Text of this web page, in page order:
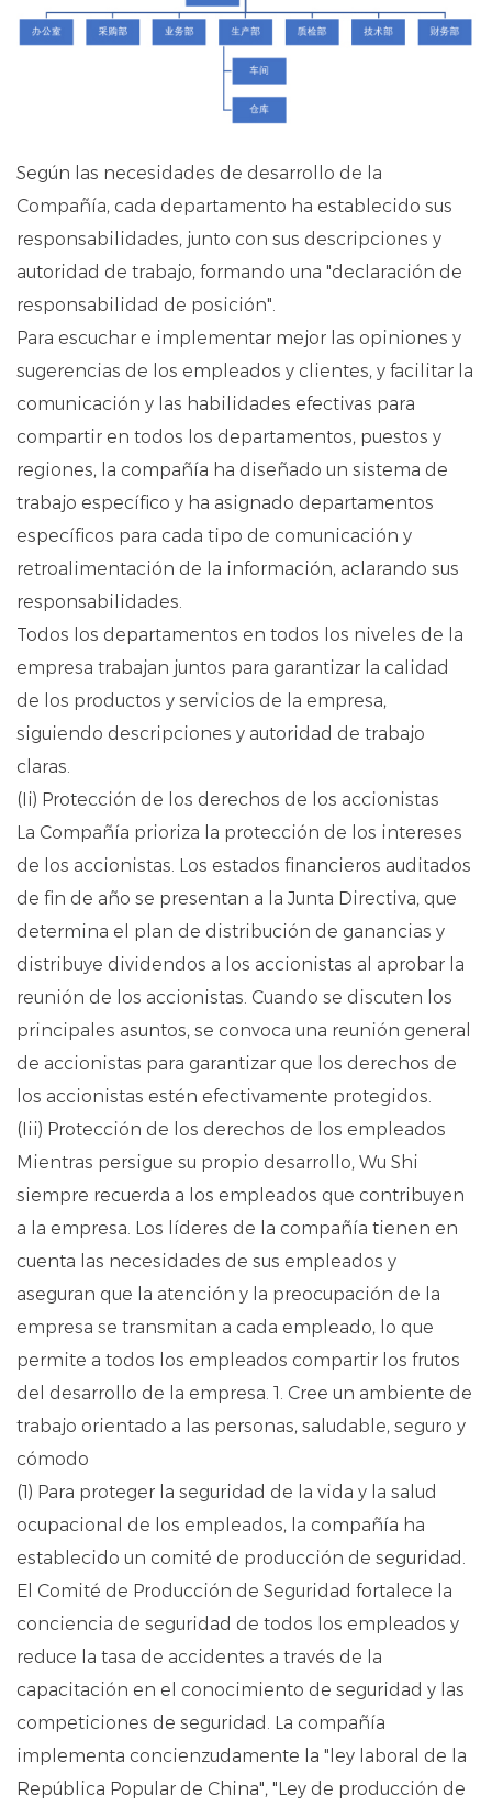
Según las necesidades de desarrollo de la
Compañía, cada departamento ha establecido sus
responsabilidades, junto con sus descripciones y
autoridad de trabajo, formando una "declaración de
responsabilidad de posición".
Para escuchar e implementar mejor las opiniones y
sugerencias de los empleados y clientes, y facilitar la
comunicación y las habilidades efectivas para
compartir en todos los departamentos, puestos y
regiones, la compañía ha diseñado un sistema de
trabajo específico y ha asignado departamentos
específicos para cada tipo de comunicación y
retroalimentación de la información, aclarando sus
responsabilidades.
Todos los departamentos en todos los niveles de la
empresa trabajan juntos para garantizar la calidad
de los productos y servicios de la empresa,
siguiendo descripciones y autoridad de trabajo
claras.
(Ii) Protección de los derechos de los accionistas
La Compañía prioriza la protección de los intereses
de los accionistas. Los estados financieros auditados
de fin de año se presentan a la Junta Directiva, que
determina el plan de distribución de ganancias y
distribuye dividendos a los accionistas al aprobar la
reunión de los accionistas. Cuando se discuten los
principales asuntos, se convoca una reunión general
de accionistas para garantizar que los derechos de
los accionistas estén efectivamente protegidos.
(Iii) Protección de los derechos de los empleados
Mientras persigue su propio desarrollo, Wu Shi
siempre recuerda a los empleados que contribuyen
a la empresa. Los líderes de la compañía tienen en
cuenta las necesidades de sus empleados y
aseguran que la atención y la preocupación de la
empresa se transmitan a cada empleado, lo que
permite a todos los empleados compartir los frutos
del desarrollo de la empresa. 1. Cree un ambiente de
trabajo orientado a las personas, saludable, seguro y
cómodo
(1) Para proteger la seguridad de la vida y la salud
ocupacional de los empleados, la compañía ha
establecido un comité de producción de seguridad.
El Comité de Producción de Seguridad fortalece la
conciencia de seguridad de todos los empleados y
reduce la tasa de accidentes a través de la
capacitación en el conocimiento de seguridad y las
competiciones de seguridad. La compañía
implementa concienzudamente la "ley laboral de la
República Popular de China", "Ley de producción de